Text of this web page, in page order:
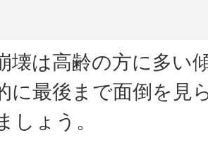
壊は高齢の方に多い
に最後まで面倒を見
しょう。